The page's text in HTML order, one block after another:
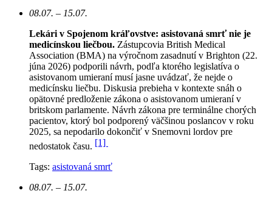
08.07. – 15.07.
Lekári v Spojenom kráľovstve: asistovaná smrť nie je
medicínskou liečbou. Zástupcovia British Medical
Association (BMA) na výročnom zasadnutí v Brighton (22.
júna 2026) podporili návrh, podľa ktorého legislatíva o
asistovanom umieraní musí jasne uvádzať, že nejde o
medicínsku liečbu. Diskusia prebieha v kontexte snáh o
opätovné predloženie zákona o asistovanom umieraní v
britskom parlamente. Návrh zákona pre terminálne chorých
pacientov, ktorý bol podporený väčšinou poslancov v roku
2025, sa nepodarilo dokončiť v Snemovni lordov pre
nedostatok času. [1]
Tags: asistovaná smrť
08.07. – 15.07.